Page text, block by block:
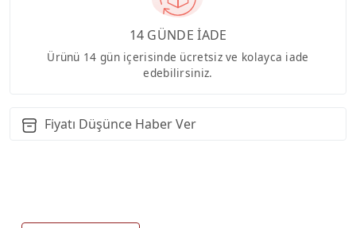
14 GÜNDE İADE
Ürünü 14 gün içerisinde ücretsiz ve kolayca iade
edebilirsiniz.
Fiyatı Düşünce Haber Ver